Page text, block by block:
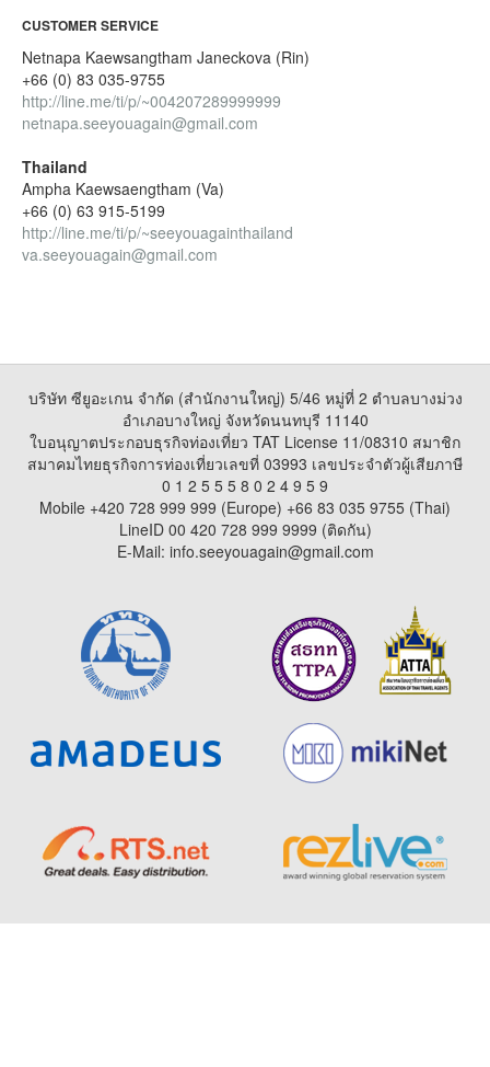
CUSTOMER SERVICE
Netnapa Kaewsangtham Janeckova (Rin)
+66 (0) 83 035-9755
http://line.me/ti/p/~004207289999999
netnapa.seeyouagain@gmail.com
Thailand
Ampha Kaewsaengtham (Va)
+66 (0) 63 915-5199
http://line.me/ti/p/~seeyouagainthailand
va.seeyouagain@gmail.com
บริษัท ซียูอะเกน จำกัด (สำนักงานใหญ่) 5/46 หมู่ที่ 2 ตำบลบางม่วง
อำเภอบางใหญ่ จังหวัดนนทบุรี 11140
ใบอนุญาตประกอบธุรกิจท่องเที่ยว TAT License 11/08310 สมาชิก
สมาคมไทยธุรกิจการท่องเที่ยวเลขที่ 03993 เลขประจำตัวผู้เสียภาษี
0 1 2 5 5 5 8 0 2 4 9 5 9
Mobile +420 728 999 999 (Europe) +66 83 035 9755 (Thai)
LineID 00 420 728 999 9999 (ติดกัน)
E-Mail: info.seeyouagain@gmail.com